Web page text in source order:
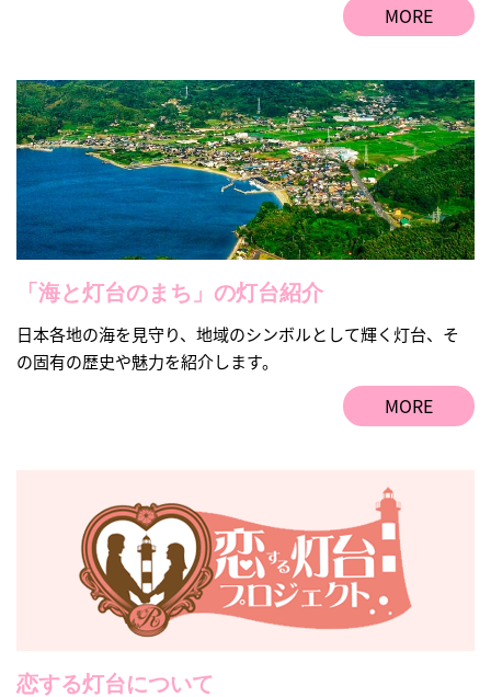
MORE
「海と灯台のまち」の灯台紹介
日本各地の海を見守り、地域のシンボルとして輝く灯台、そ
の固有の歴史や魅力を紹介します。
MORE
恋する灯台について